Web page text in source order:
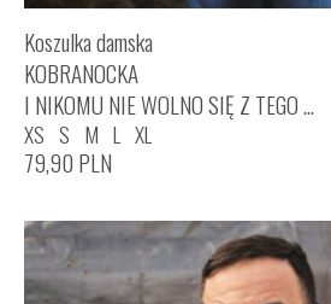
Koszulka damska
KOBRANOCKA
I NIKOMU NIE WOLNO SIĘ Z TEGO ...
XS S M L XL
79,90 PLN